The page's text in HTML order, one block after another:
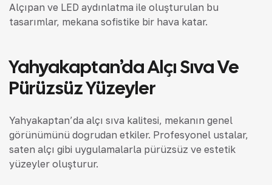
Alçıpan ve LED aydınlatma ile oluşturulan bu
tasarımlar, mekana sofistike bir hava katar.
Yahyakaptan’da Alçı Sıva Ve
Pürüzsüz Yüzeyler
Yahyakaptan’da alçı sıva kalitesi, mekanın genel
görünümünü doğrudan etkiler. Profesyonel ustalar,
saten alçı gibi uygulamalarla pürüzsüz ve estetik
yüzeyler oluşturur.